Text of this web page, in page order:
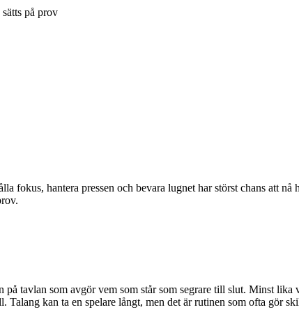
på prov
fokus, hantera pressen och bevara lugnet har störst chans att
tavlan som avgör vem som står som segrare till slut. Minst
kan ta en spelare långt, men det är rutinen som ofta gör